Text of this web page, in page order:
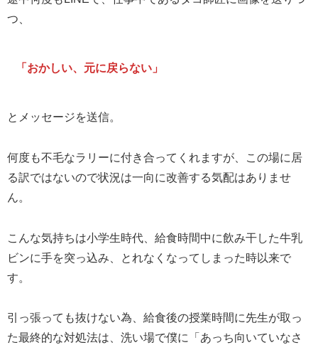
つ、
「おかしい、元に戻らない」
とメッセージを送信。
何度も不毛なラリーに付き合ってくれますが、この場に居
る訳ではないので状況は一向に改善する気配はありませ
ん。
こんな気持ちは小学生時代、給食時間中に飲み干した牛乳
ビンに手を突っ込み、とれなくなってしまった時以来で
す。
引っ張っても抜けない為、給食後の授業時間に先生が取っ
た最終的な対処法は、洗い場で僕に「あっち向いていなさ